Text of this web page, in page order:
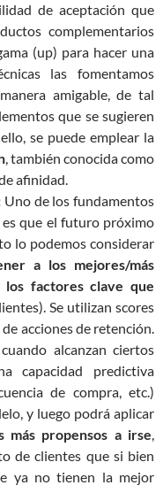
de aceptación que
complementarios
(up) para hacer una
las fomentamos
amigable, de tal
que se sugieren
se puede emplear la
, también conocida como
afinidad.
Uno de los fundamentos
es que el futuro próximo
lo podemos considerar
a los mejores/más
los factores clave que
Se utilizan scores
acciones de retención.
alcanzan ciertos
capacidad predictiva
de compra, etc.)
y luego podrá aplicar
más propensos a irse,
de clientes que si bien
ya no tienen la mejor